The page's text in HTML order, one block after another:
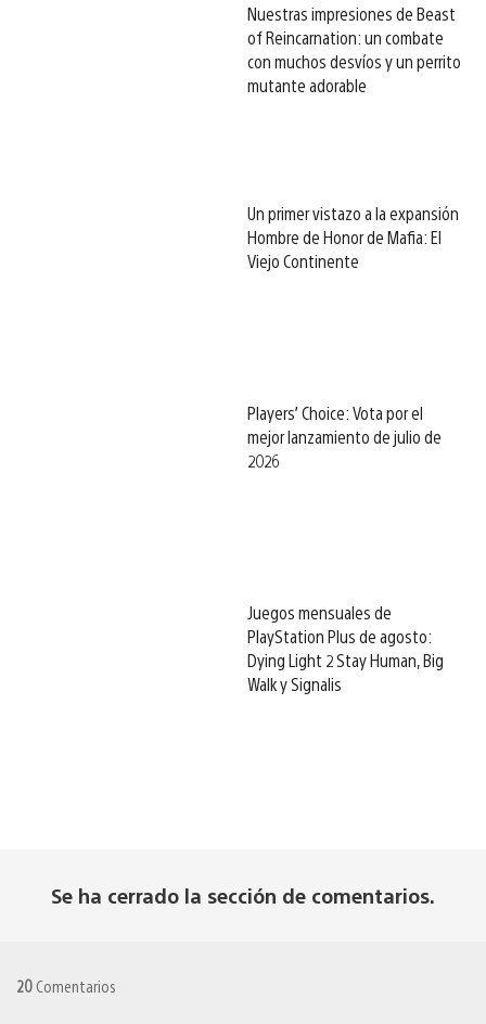
Nuestras impresiones de Beast
of Reincarnation: un combate
con muchos desvíos y un perrito
mutante adorable
Un primer vistazo a la expansión
Hombre de Honor de Mafia: El
Viejo Continente
Players’ Choice: Vota por el
mejor lanzamiento de julio de
2026
Juegos mensuales de
PlayStation Plus de agosto:
Dying Light 2 Stay Human, Big
Walk y Signalis
Se ha cerrado la sección de comentarios.
20 Comentarios